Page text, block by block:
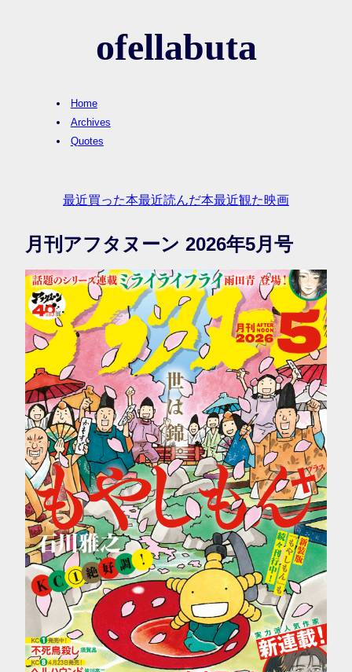
ofellabuta
Home
Archives
Quotes
最近買った本最近読んだ本最近観た映画
月刊アフタヌーン 2026年5月号